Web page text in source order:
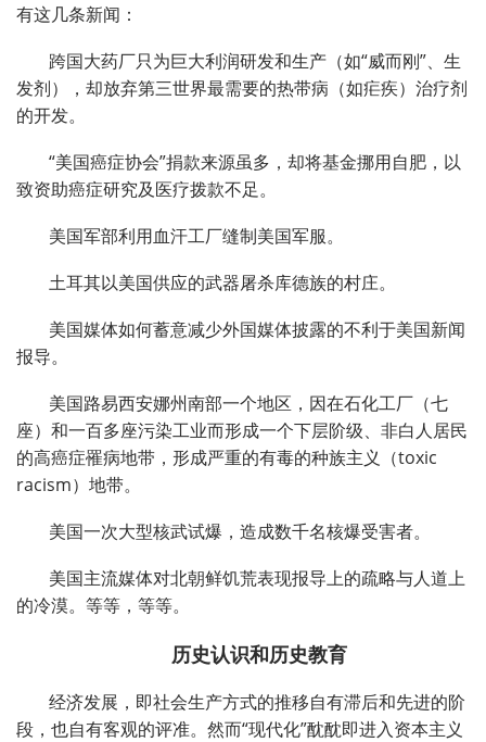
有这几条新闻：
跨国大药厂只为巨大利润研发和生产（如“威而刚”、生
发剂），却放弃第三世界最需要的热带病（如疟疾）治疗剂
的开发。
“美国癌症协会”捐款来源虽多，却将基金挪用自肥，以
致资助癌症研究及医疗拨款不足。
美国军部利用血汗工厂缝制美国军服。
土耳其以美国供应的武器屠杀库德族的村庄。
美国媒体如何蓄意减少外国媒体披露的不利于美国新闻
报导。
美国路易西安娜州南部一个地区，因在石化工厂（七
座）和一百多座污染工业而形成一个下层阶级、非白人居民
的高癌症罹病地带，形成严重的有毒的种族主义（toxic
racism）地带。
美国一次大型核武试爆，造成数千名核爆受害者。
美国主流媒体对北朝鲜饥荒表现报导上的疏略与人道上
的冷漠。等等，等等。
历史认识和历史教育
经济发展，即社会生产方式的推移自有滞后和先进的阶
段，也自有客观的评准。然而“现代化”酖酖即进入资本主义